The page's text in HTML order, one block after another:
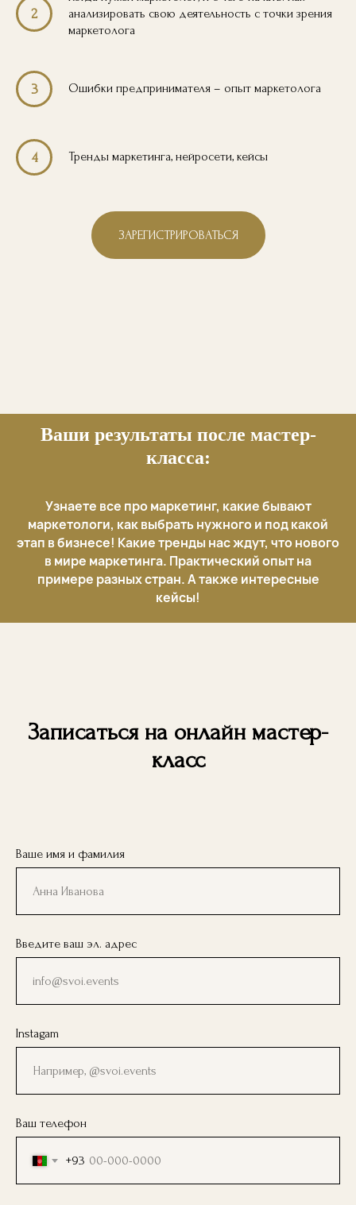
2
анализировать свою деятельность с точки зрения
маркетолога
3 Ошибки предпринимателя – опыт маркетолога
4 Тренды маркетинга, нейросети, кейсы
ЗАРЕГИСТРИРОВАТЬСЯ
Ваши результаты после мастер-
класса:
Узнаете все про маркетинг, какие бывают
маркетологи, как выбрать нужного и под какой
этап в бизнесе! Какие тренды нас ждут, что нового
в мире маркетинга. Практический опыт на
примере разных стран. А также интересные
кейсы!
Записаться на онлайн мастер-
класс
Ваше имя и фамилия
Введите ваш эл. адрес
Instagam
Ваш телефон
+93